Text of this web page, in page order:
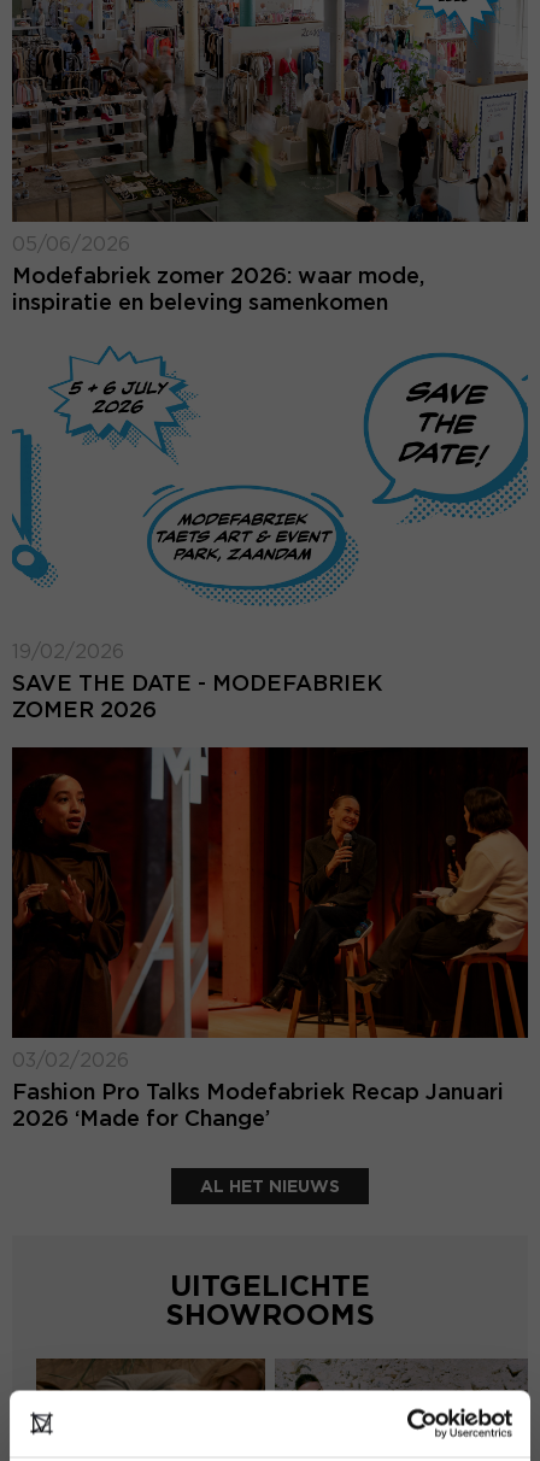
05/06/2026
Modefabriek zomer 2026: waar mode,
inspiratie en beleving samenkomen
19/02/2026
SAVE THE DATE - MODEFABRIEK
ZOMER 2026
03/02/2026
Fashion Pro Talks Modefabriek Recap Januari
2026 ‘Made for Change’
AL HET NIEUWS
UITGELICHTE
SHOWROOMS